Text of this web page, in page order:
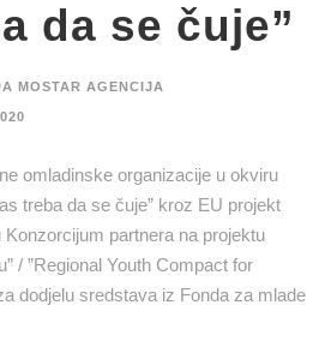
da se čuje”
MOSTAR AGENCIJA
omladinske organizacije u okviru
treba da se čuje” kroz EU projekt
partnera na projektu
/ ”Regional Youth Compact for
dodjelu sredstava iz Fonda za mlade